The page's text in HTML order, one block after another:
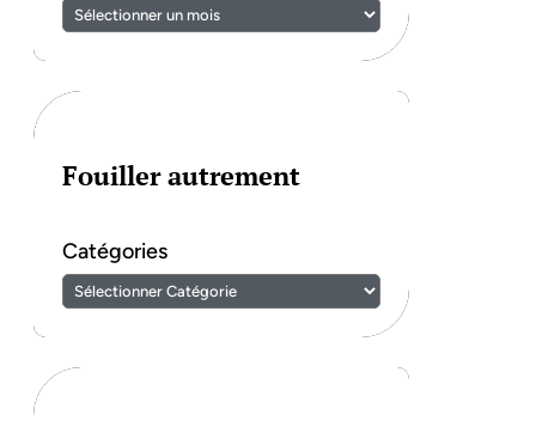
Fouiller autrement
Catégories